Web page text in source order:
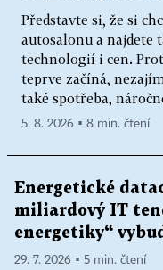
Představte si, že si
autosalonu a najdete
technologií i cen.
teprve začíná,
také spotřeba,
5. 8. 2026 ▪ 8 min. čtení
Energetické
miliardový IT
energetiky“
29. 7. 2026 ▪ 5 min. čtení